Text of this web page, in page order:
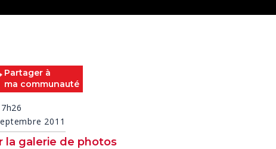
Volume
Partager à
ma communauté
2011
la galerie de photos